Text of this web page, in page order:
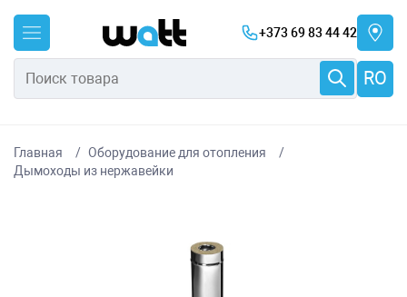
+373 69 83 44 42
RO
Главная
Оборудование для отопления
Дымоходы из нержавейки